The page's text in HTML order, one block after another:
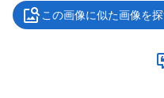
この画像に似た画像を